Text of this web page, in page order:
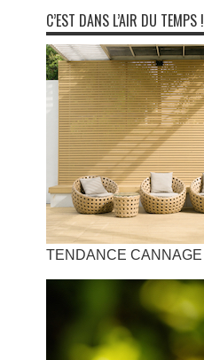
C’EST DANS L’AIR DU TEMPS !
TENDANCE CANNAGE